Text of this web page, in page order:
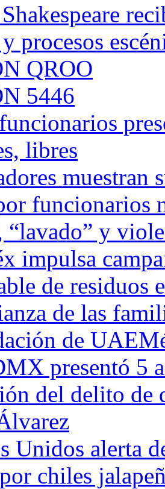
procesos
QROO
5446
libres
muestran
funcionarios
“lavado” y
impulsa
de residuos
de las
de
presentó 5
del delito de
Unidos alerta
chiles